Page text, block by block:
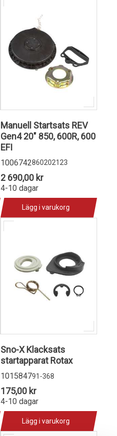
Manuell Startsats REV
Gen4 20" 850, 600R, 600
EFI
1006742860202123
2 690,00 kr
4-10 dagar
Lägg i varukorg
Sno-X Klacksats
startapparat Rotax
101584791-368
175,00 kr
4-10 dagar
Lägg i varukorg